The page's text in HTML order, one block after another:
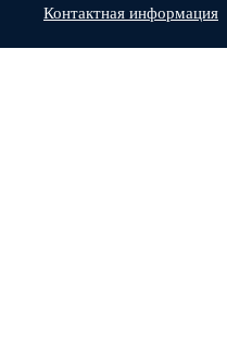
Контактная информация